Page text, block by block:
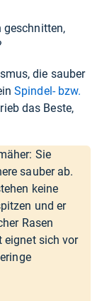
geschnitten,
die sauber
Spindel- bzw.
das Beste,
Sie
sauber ab.
keine
und er
Rasen
eignet sich vor